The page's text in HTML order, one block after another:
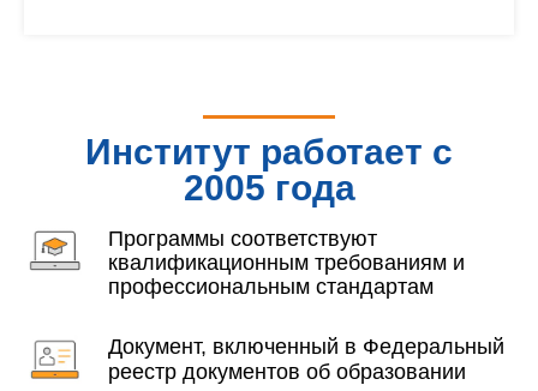
Институт работает с
2005 года
Программы соответствуют
квалификационным требованиям и
профессиональным стандартам
Документ, включенный в Федеральный
реестр документов об образовании